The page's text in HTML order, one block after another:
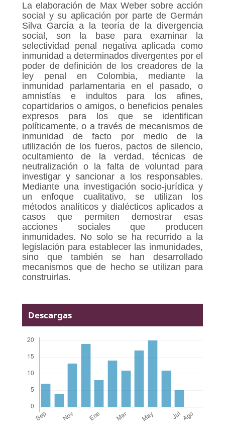
La elaboración de Max Weber sobre acción
social y su aplicación por parte de Germán
Silva García a la teoría de la divergencia
social, son la base para examinar la
selectividad penal negativa aplicada como
inmunidad a determinados divergentes por el
poder de definición de los creadores de la
ley penal en Colombia, mediante la
inmunidad parlamentaria en el pasado, o
amnistías e indultos para los afines,
copartidarios o amigos, o beneficios penales
expresos para los que se identifican
políticamente, o a través de mecanismos de
inmunidad de facto por medio de la
utilización de los fueros, pactos de silencio,
ocultamiento de la verdad, técnicas de
neutralización o la falta de voluntad para
investigar y sancionar a los responsables.
Mediante una investigación socio-jurídica y
un enfoque cualitativo, se utilizan los
métodos analíticos y dialécticos aplicados a
casos que permiten demostrar esas
acciones sociales que producen
inmunidades. No solo se ha recurrido a la
legislación para establecer las inmunidades,
sino que también se han desarrollado
mecanismos que de hecho se utilizan para
construirlas.
Descargas